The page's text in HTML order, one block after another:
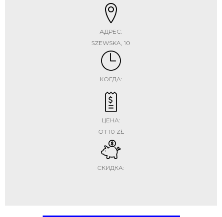
АДРЕС:
SZEWSKA, 10
КОГДА:
ЦЕНА:
ОТ 10 ZŁ
СКИДКА: